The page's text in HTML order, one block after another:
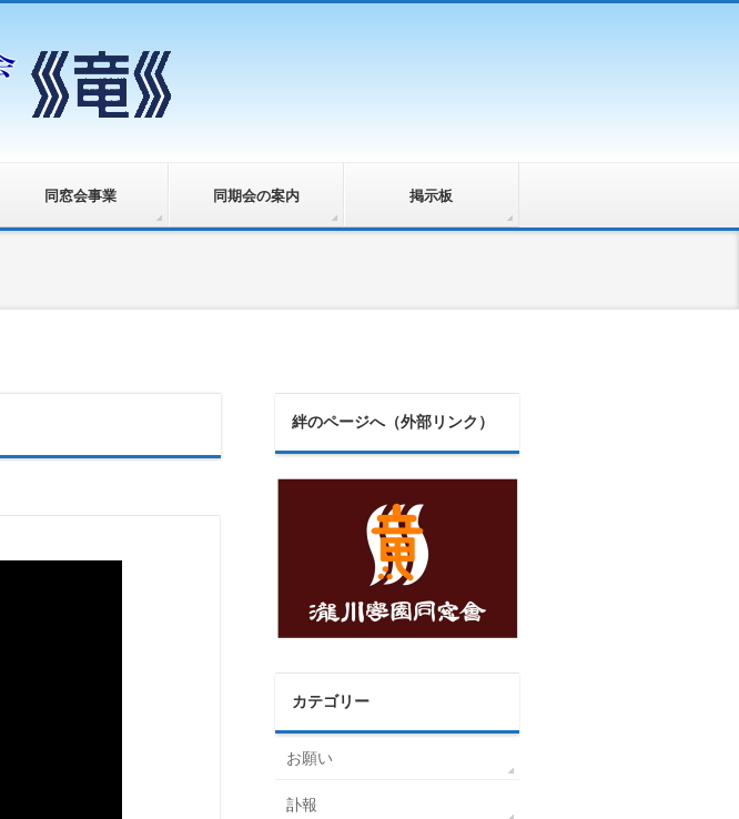
同窓会事業 同期会の案内 掲示板
絆のページへ（外部リンク）
カテゴリー
お願い
訃報